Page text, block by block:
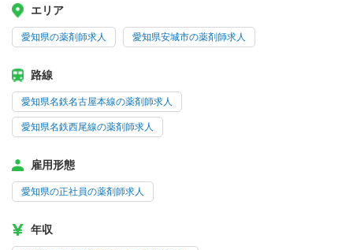
エリア
愛知県の薬剤師求人 愛知県安城市の薬剤師求人
路線
愛知県名鉄名古屋本線の薬剤師求人
愛知県名鉄西尾線の薬剤師求人
雇用形態
愛知県の正社員の薬剤師求人
年収